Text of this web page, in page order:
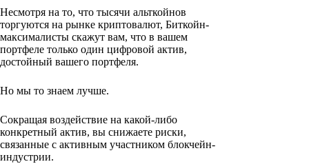
Несмотря на то, что тысячи альткойнов
торгуются на рынке криптовалют, Биткойн-
максималисты скажут вам, что в вашем
портфеле только один цифровой актив,
достойный вашего портфеля.
Но мы то знаем лучше.
Сокращая воздействие на какой-либо
конкретный актив, вы снижаете риски,
связанные с активным участником блокчейн-
индустрии.